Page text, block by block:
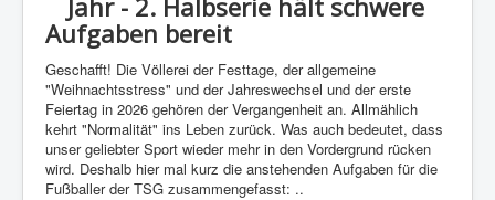
Aufgaben bereit
Geschafft! Die Völlerei der Festtage, der allgemeine
"Weihnachtsstress" und der Jahreswechsel und der erste
Feiertag in 2026 gehören der Vergangenheit an. Allmählich
kehrt "Normalität" ins Leben zurück. Was auch bedeutet, dass
unser geliebter Sport wieder mehr in den Vordergrund rücken
wird. Deshalb hier mal kurz die anstehenden Aufgaben für die
Fußballer der TSG zusammengefasst: ..